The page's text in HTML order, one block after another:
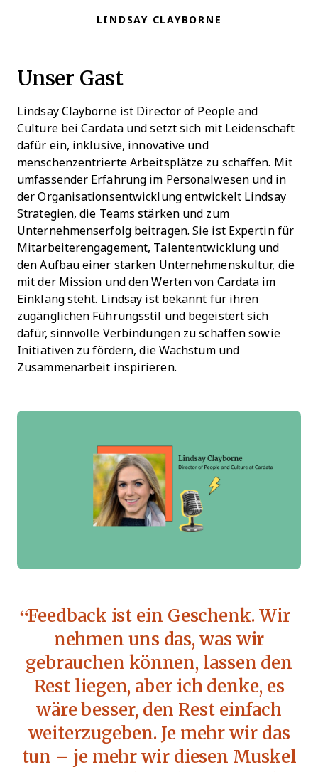
LINDSAY CLAYBORNE
Unser Gast
Lindsay Clayborne ist Director of People and
Culture bei Cardata und setzt sich mit Leidenschaft
dafür ein, inklusive, innovative und
menschenzentrierte Arbeitsplätze zu schaffen. Mit
umfassender Erfahrung im Personalwesen und in
der Organisationsentwicklung entwickelt Lindsay
Strategien, die Teams stärken und zum
Unternehmenserfolg beitragen. Sie ist Expertin für
Mitarbeiterengagement, Talententwicklung und
den Aufbau einer starken Unternehmenskultur, die
mit der Mission und den Werten von Cardata im
Einklang steht. Lindsay ist bekannt für ihren
zugänglichen Führungsstil und begeistert sich
dafür, sinnvolle Verbindungen zu schaffen sowie
Initiativen zu fördern, die Wachstum und
Zusammenarbeit inspirieren.
Feedback ist ein Geschenk. Wir
nehmen uns das, was wir
gebrauchen können, lassen den
Rest liegen, aber ich denke, es
wäre besser, den Rest einfach
weiterzugeben. Je mehr wir das
tun – je mehr wir diesen Muskel